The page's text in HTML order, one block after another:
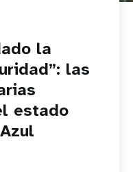
la
las
estado